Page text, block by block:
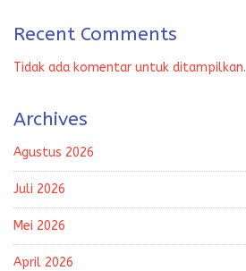
Recent Comments
Tidak ada komentar untuk ditampilkan.
Archives
Agustus 2026
Juli 2026
Mei 2026
April 2026